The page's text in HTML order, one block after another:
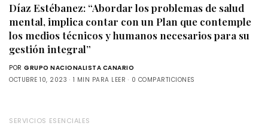
Díaz Estébanez: “Abordar los problemas de salud
mental, implica contar con un Plan que contemple
los medios técnicos y humanos necesarios para su
gestión integral”
POR GRUPO NACIONALISTA CANARIO
OCTUBRE 10, 2023
1 MIN PARA LEER 0 COMPARTICIONES
SERVICIOS ESENCIALES